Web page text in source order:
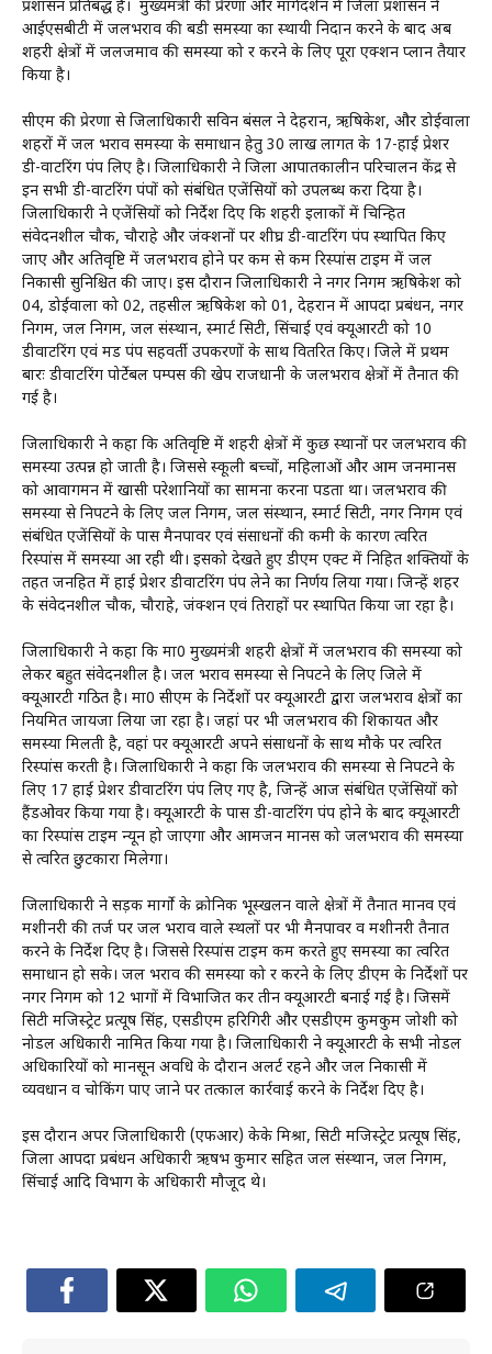
प्रशासन प्रतिबद्ध है। मुख्यमंत्री की प्रेरणा और मार्गदर्शन में जिला प्रशासन ने
आईएसबीटी में जलभराव की बडी समस्या का स्थायी निदान करने के बाद अब
शहरी क्षेत्रों में जलजमाव की समस्या को दूर करने के लिए पूरा एक्शन प्लान तैयार
किया है।
सीएम की प्रेरणा से जिलाधिकारी सविन बंसल ने देहरादून, ऋषिकेश, और डोईवाला
शहरों में जल भराव समस्या के समाधान हेतु 30 लाख लागत के 17-हाई प्रेशर
डी-वाटरिंग पंप लिए है। जिलाधिकारी ने जिला आपातकालीन परिचालन केंद्र से
इन सभी डी-वाटरिंग पंपों को संबंधित एजेंसियों को उपलब्ध करा दिया है।
जिलाधिकारी ने एजेंसियों को निर्देश दिए कि शहरी इलाकों में चिन्हित
संवेदनशील चौक, चौराहे और जंक्शनों पर शीघ्र डी-वाटरिंग पंप स्थापित किए
जाए और अतिवृष्टि में जलभराव होने पर कम से कम रिस्पांस टाइम में जल
निकासी सुनिश्चित की जाए। इस दौरान जिलाधिकारी ने नगर निगम ऋषिकेश को
04, डोईवाला को 02, तहसील ऋषिकेश को 01, देहरादून में आपदा प्रबंधन, नगर
निगम, जल निगम, जल संस्थान, स्मार्ट सिटी, सिंचाई एवं क्यूआरटी को 10
डीवाटरिंग एवं मड पंप सहवर्ती उपकरणों के साथ वितरित किए। जिले में प्रथम
बारः डीवाटरिंग पोर्टेबल पम्पस की खेप राजधानी के जलभराव क्षेत्रों में तैनात की
गई है।
जिलाधिकारी ने कहा कि अतिवृष्टि में शहरी क्षेत्रों में कुछ स्थानों पर जलभराव की
समस्या उत्पन्न हो जाती है। जिससे स्कूली बच्चों, महिलाओं और आम जनमानस
को आवागमन में खासी परेशानियों का सामना करना पडता था। जलभराव की
समस्या से निपटने के लिए जल निगम, जल संस्थान, स्मार्ट सिटी, नगर निगम एवं
संबंधित एजेंसियों के पास मैनपावर एवं संसाधनों की कमी के कारण त्वरित
रिस्पांस में समस्या आ रही थी। इसको देखते हुए डीएम एक्ट में निहित शक्तियों के
तहत जनहित में हाई प्रेशर डीवाटरिंग पंप लेने का निर्णय लिया गया। जिन्हें शहर
के संवेदनशील चौक, चौराहे, जंक्शन एवं तिराहों पर स्थापित किया जा रहा है।
जिलाधिकारी ने कहा कि मा0 मुख्यमंत्री शहरी क्षेत्रों में जलभराव की समस्या को
लेकर बहुत संवेदनशील है। जल भराव समस्या से निपटने के लिए जिले में
क्यूआरटी गठित है। मा0 सीएम के निर्देशों पर क्यूआरटी द्वारा जलभराव क्षेत्रों का
नियमित जायजा लिया जा रहा है। जहां पर भी जलभराव की शिकायत और
समस्या मिलती है, वहां पर क्यूआरटी अपने संसाधनों के साथ मौके पर त्वरित
रिस्पांस करती है। जिलाधिकारी ने कहा कि जलभराव की समस्या से निपटने के
लिए 17 हाई प्रेशर डीवाटरिंग पंप लिए गए है, जिन्हें आज संबंधित एजेंसियों को
हैंडओवर किया गया है। क्यूआरटी के पास डी-वाटरिंग पंप होने के बाद क्यूआरटी
का रिस्पांस टाइम न्यून हो जाएगा और आमजन मानस को जलभराव की समस्या
से त्वरित छुटकारा मिलेगा।
जिलाधिकारी ने सड़क मार्गाे के क्रोनिक भूस्खलन वाले क्षेत्रों में तैनात मानव एवं
मशीनरी की तर्ज पर जल भराव वाले स्थलों पर भी मैनपावर व मशीनरी तैनात
करने के निर्देश दिए है। जिससे रिस्पांस टाइम कम करते हुए समस्या का त्वरित
समाधान हो सके। जल भराव की समस्या को दूर करने के लिए डीएम के निर्देशों पर
नगर निगम को 12 भागों में विभाजित कर तीन क्यूआरटी बनाई गई है। जिसमें
सिटी मजिस्ट्रेट प्रत्यूष सिंह, एसडीएम हरिगिरी और एसडीएम कुमकुम जोशी को
नोडल अधिकारी नामित किया गया है। जिलाधिकारी ने क्यूआरटी के सभी नोडल
अधिकारियों को मानसून अवधि के दौरान अलर्ट रहने और जल निकासी में
व्यवधान व चोकिंग पाए जाने पर तत्काल कार्रवाई करने के निर्देश दिए है।
इस दौरान अपर जिलाधिकारी (एफआर) केके मिश्रा, सिटी मजिस्ट्रेट प्रत्यूष सिंह,
जिला आपदा प्रबंधन अधिकारी ऋषभ कुमार सहित जल संस्थान, जल निगम,
सिंचाई आदि विभाग के अधिकारी मौजूद थे।